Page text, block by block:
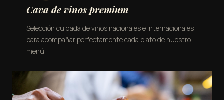
Cava de vinos premium
Selección cuidada de vinos nacionales e internacionales
para acompañar perfectamente cada plato de nuestro
menú.